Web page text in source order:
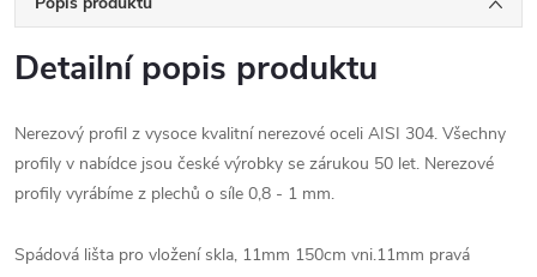
Detailní popis produktu
Nerezový profil z vysoce kvalitní nerezové oceli AISI 304. Všechny
profily v nabídce jsou české výrobky se zárukou 50 let. Nerezové
profily vyrábíme z plechů o síle 0,8 - 1 mm.
Spádová lišta pro vložení skla, 11mm 150cm vni.11mm pravá